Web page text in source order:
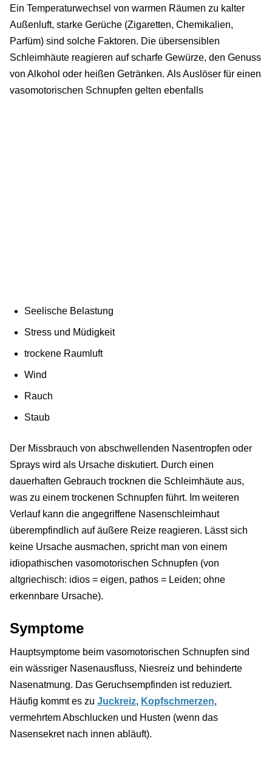
Ein Temperaturwechsel von warmen Räumen zu kalter
Außenluft, starke Gerüche (Zigaretten, Chemikalien,
Parfüm) sind solche Faktoren. Die übersensiblen
Schleimhäute reagieren auf scharfe Gewürze, den Genuss
von Alkohol oder heißen Getränken. Als Auslöser für einen
vasomotorischen Schnupfen gelten ebenfalls
Seelische Belastung
Stress und Müdigkeit
trockene Raumluft
Wind
Rauch
Staub
Der Missbrauch von abschwellenden Nasentropfen oder
Sprays wird als Ursache diskutiert. Durch einen
dauerhaften Gebrauch trocknen die Schleimhäute aus,
was zu einem trockenen Schnupfen führt. Im weiteren
Verlauf kann die angegriffene Nasenschleimhaut
überempfindlich auf äußere Reize reagieren. Lässt sich
keine Ursache ausmachen, spricht man von einem
idiopathischen vasomotorischen Schnupfen (von
altgriechisch: idios = eigen, pathos = Leiden; ohne
erkennbare Ursache).
Symptome
Hauptsymptome beim vasomotorischen Schnupfen sind
ein wässriger Nasenausfluss, Niesreiz und behinderte
Nasenatmung. Das Geruchsempfinden ist reduziert.
Häufig kommt es zu Juckreiz, Kopfschmerzen,
vermehrtem Abschlucken und Husten (wenn das
Nasensekret nach innen abläuft).